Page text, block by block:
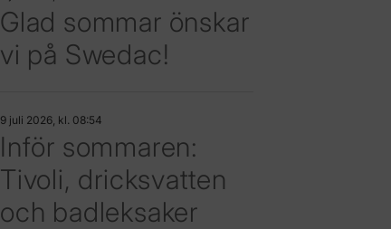
Glad sommar önskar
vi på Swedac!
9 juli 2026, kl. 08:54
Inför sommaren:
Tivoli, dricksvatten
och badleksaker